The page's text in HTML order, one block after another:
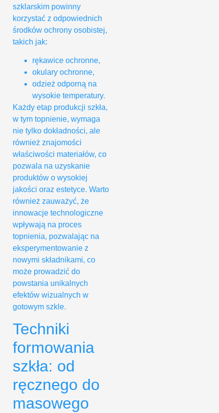
szklarskim powinny
korzystać z odpowiednich
środków ochrony osobistej,
takich jak:
rękawice ochronne,
okulary ochronne,
odzież odporną na
wysokie temperatury.
Każdy etap produkcji szkła,
w tym topnienie, wymaga
nie tylko dokładności, ale
również znajomości
właściwości materiałów, co
pozwala na uzyskanie
produktów o wysokiej
jakości oraz estetyce. Warto
również zauważyć, że
innowacje technologiczne
wpływają na proces
topnienia, pozwalając na
eksperymentowanie z
nowymi składnikami, co
może prowadzić do
powstania unikalnych
efektów wizualnych w
gotowym szkle.
Techniki
formowania
szkła: od
ręcznego do
masowego